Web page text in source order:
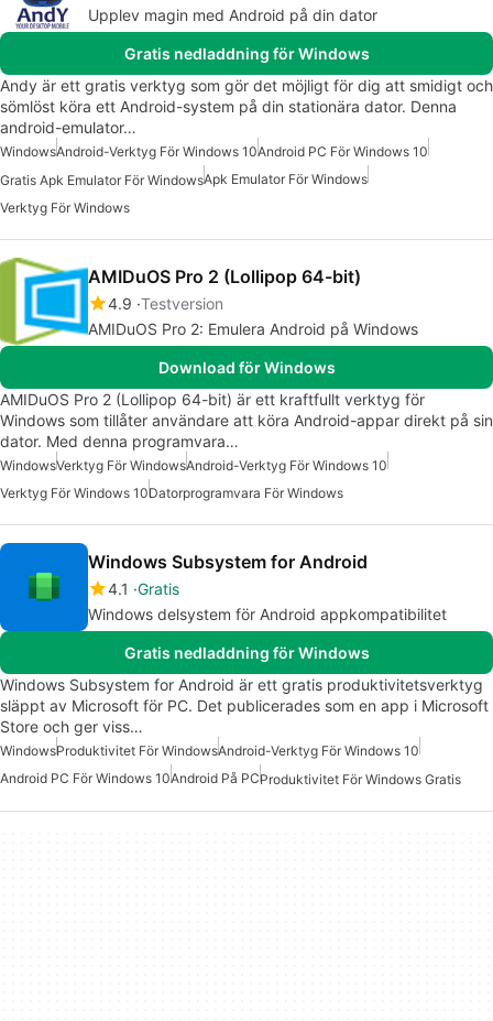
Upplev magin med Android på din dator
Gratis nedladdning för Windows
Andy är ett gratis verktyg som gör det möjligt för dig att smidigt och
sömlöst köra ett Android-system på din stationära dator. Denna
android-emulator…
WindowsAndroid-Verktyg För Windows 10Android PC För Windows 10
Gratis Apk Emulator För WindowsApk Emulator För Windows
Verktyg För Windows
AMIDuOS Pro 2 (Lollipop 64-bit)
4.9 Testversion
AMIDuOS Pro 2: Emulera Android på Windows
Download för Windows
AMIDuOS Pro 2 (Lollipop 64-bit) är ett kraftfullt verktyg för
Windows som tillåter användare att köra Android-appar direkt på sin
dator. Med denna programvara…
WindowsVerktyg För WindowsAndroid-Verktyg För Windows 10
Verktyg För Windows 10Datorprogramvara För Windows
Windows Subsystem for Android
4.1 Gratis
Windows delsystem för Android appkompatibilitet
Gratis nedladdning för Windows
Windows Subsystem for Android är ett gratis produktivitetsverktyg
släppt av Microsoft för PC. Det publicerades som en app i Microsoft
Store och ger viss…
WindowsProduktivitet För WindowsAndroid-Verktyg För Windows 10
Android PC För Windows 10Android På PCProduktivitet För Windows Gratis